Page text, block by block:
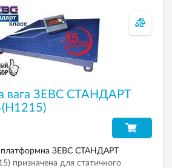
вага ЗЕВС СТАНДАРТ
платформна ЗЕВС СТАНДАРТ
призначена для статичного